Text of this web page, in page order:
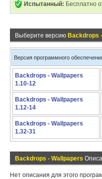
Испытанный: Бесплатно
Выберите версию Backdrops
Версия программного
Backdrops - Wallpapers
1.10-12
Backdrops - Wallpapers
1.12-14
Backdrops - Wallpapers
1.32-31
Backdrops - Wallpapers
Нет описания для этого